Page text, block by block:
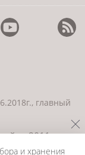
главный
2011—
и хранения